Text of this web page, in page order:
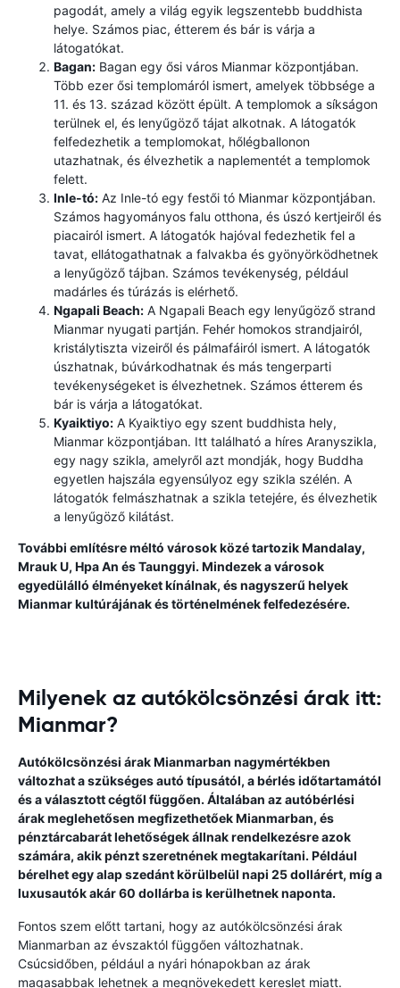
pagodát, amely a világ egyik legszentebb buddhista
helye. Számos piac, étterem és bár is várja a
látogatókat.
Bagan: Bagan egy ősi város Mianmar központjában.
Több ezer ősi templomáról ismert, amelyek többsége a
11. és 13. század között épült. A templomok a síkságon
terülnek el, és lenyűgöző tájat alkotnak. A látogatók
felfedezhetik a templomokat, hőlégballonon
utazhatnak, és élvezhetik a naplementét a templomok
felett.
Inle-tó: Az Inle-tó egy festői tó Mianmar központjában.
Számos hagyományos falu otthona, és úszó kertjeiről és
piacairól ismert. A látogatók hajóval fedezhetik fel a
tavat, ellátogathatnak a falvakba és gyönyörködhetnek
a lenyűgöző tájban. Számos tevékenység, például
madárles és túrázás is elérhető.
Ngapali Beach: A Ngapali Beach egy lenyűgöző strand
Mianmar nyugati partján. Fehér homokos strandjairól,
kristálytiszta vizeiről és pálmafáiról ismert. A látogatók
úszhatnak, búvárkodhatnak és más tengerparti
tevékenységeket is élvezhetnek. Számos étterem és
bár is várja a látogatókat.
Kyaiktiyo: A Kyaiktiyo egy szent buddhista hely,
Mianmar központjában. Itt található a híres Aranyszikla,
egy nagy szikla, amelyről azt mondják, hogy Buddha
egyetlen hajszála egyensúlyoz egy szikla szélén. A
látogatók felmászhatnak a szikla tetejére, és élvezhetik
a lenyűgöző kilátást.
További említésre méltó városok közé tartozik Mandalay,
Mrauk U, Hpa An és Taunggyi. Mindezek a városok
egyedülálló élményeket kínálnak, és nagyszerű helyek
Mianmar kultúrájának és történelmének felfedezésére.
Milyenek az autókölcsönzési árak itt:
Mianmar?
Autókölcsönzési árak Mianmarban nagymértékben
változhat a szükséges autó típusától, a bérlés időtartamától
és a választott cégtől függően. Általában az autóbérlési
árak meglehetősen megfizethetőek Mianmarban, és
pénztárcabarát lehetőségek állnak rendelkezésre azok
számára, akik pénzt szeretnének megtakarítani. Például
bérelhet egy alap szedánt körülbelül napi 25 dollárért, míg a
luxusautók akár 60 dollárba is kerülhetnek naponta.
Fontos szem előtt tartani, hogy az autókölcsönzési árak
Mianmarban az évszaktól függően változhatnak.
Csúcsidőben, például a nyári hónapokban az árak
magasabbak lehetnek a megnövekedett kereslet miatt.